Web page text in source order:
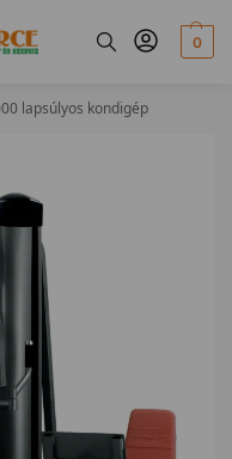
0
lapsúlyos kondigép